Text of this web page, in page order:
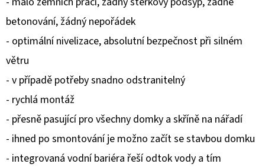
betonování, žádný nepořádek
- optimální nivelizace, absolutní bezpečnost při silném
větru
- v případě potřeby snadno odstranitelný
- rychlá montáž
- přesně pasující pro všechny domky a skříně na nářadí
- ihned po smontování je možno začít se stavbou domku
- integrovaná vodní bariéra řeší odtok vody a tím
P
O
R
U
Č
U
J
E
M
E